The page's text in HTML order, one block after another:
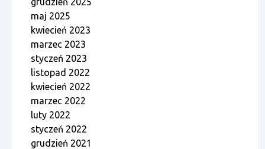
maj 2025
kwiecień 2023
marzec 2023
styczeń 2023
listopad 2022
kwiecień 2022
marzec 2022
luty 2022
styczeń 2022
grudzień 2021